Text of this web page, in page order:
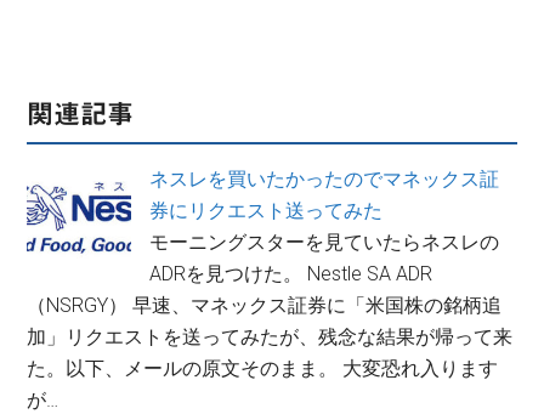
関連記事
ネスレを買いたかったのでマネックス証
券にリクエスト送ってみた
モーニングスターを見ていたらネスレの
ADRを見つけた。 Nestle SA ADR
（NSRGY） 早速、マネックス証券に「米国株の銘柄追
加」リクエストを送ってみたが、残念な結果が帰って来
た。以下、メールの原文そのまま。 大変恐れ入ります
が…